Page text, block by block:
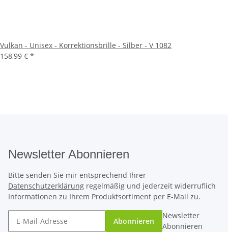
Vulkan - Unisex - Korrektionsbrille - Silber - V 1082
158,99 € *
Newsletter Abonnieren
Bitte senden Sie mir entsprechend Ihrer
Datenschutzerklärung regelmäßig und jederzeit widerruflich
Informationen zu Ihrem Produktsortiment per E-Mail zu.
Abonnieren
Newsletter
Abonnieren